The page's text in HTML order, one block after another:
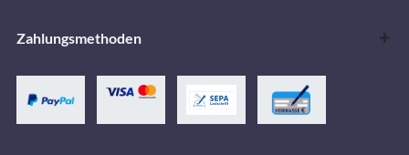
Zahlungsmethoden